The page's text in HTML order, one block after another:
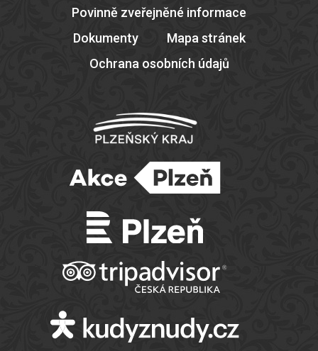
Povinně zveřejněné informace
Dokumenty
Mapa stránek
Ochrana osobních údajů